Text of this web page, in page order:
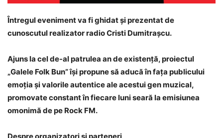
Întregul eveniment va fi ghidat și prezentat de
cunoscutul realizator radio Cristi Dumitrașcu.
Ajuns la cel de-al patrulea an de existență, proiectul
„Galele Folk Bun” își propune să aducă în fața publicului
emoția și valorile autentice ale acestui gen muzical,
promovate constant în fiecare luni seară la emisiunea
omonimă de pe Rock FM.